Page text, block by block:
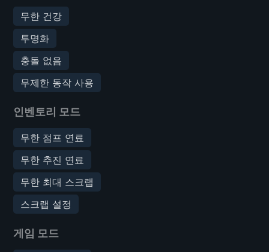
무한 건강
투명화
충돌 없음
무제한 동작 사용
인벤토리 모드
무한 점프 연료
무한 추진 연료
무한 최대 스크랩
스크랩 설정
게임 모드